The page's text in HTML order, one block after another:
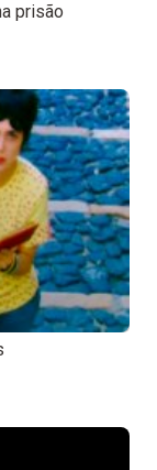
prisão